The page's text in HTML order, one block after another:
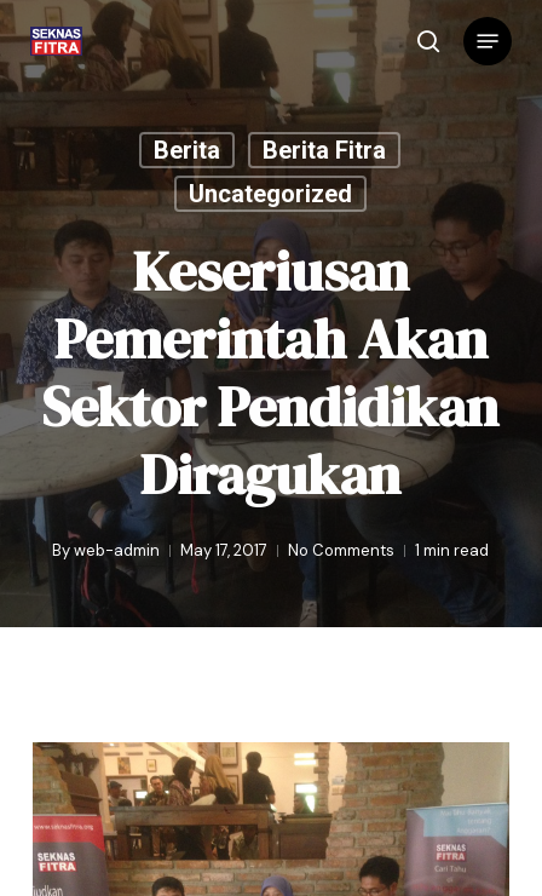
Skip
to
main
search
Menu
Berita
Berita Fitra
Uncategorized
Keseriusan
Pemerintah Akan
Sektor Pendidikan
Diragukan
By web-admin May 17, 2017 No Comments 1 min read